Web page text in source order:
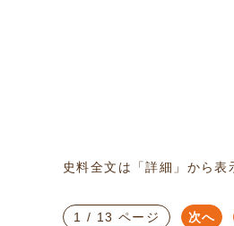
史料全文は「詳細」から
1 / 13 ページ 次へ